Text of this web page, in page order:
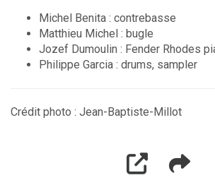
Michel Benita : contrebasse
Matthieu Michel : bugle
Jozef Dumoulin : Fender Rhodes
Philippe Garcia : drums, sampler
Crédit photo : Jean-Baptiste-Millot